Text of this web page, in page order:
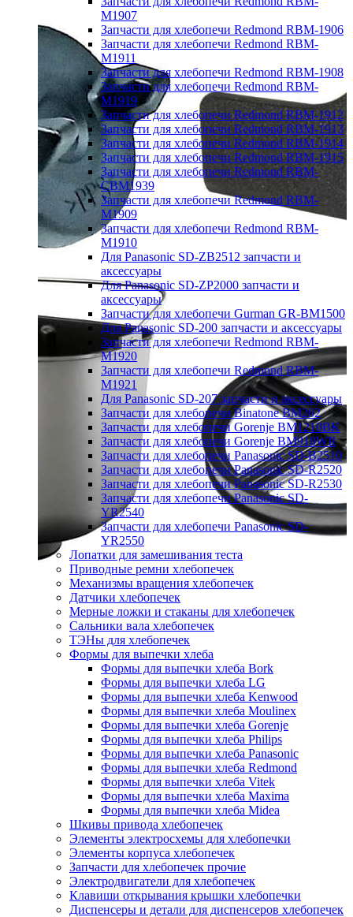
M1907
Запчасти для хлебопечи Redmond RBM-1906
Запчасти для хлебопечи Redmond RBM-
M1911
Запчасти для хлебопечи Redmond RBM-1908
Запчасти для хлебопечи Redmond RBM-
M1919
Запчасти для хлебопечи Redmond RBM-1912
Запчасти для хлебопечи Redmond RBM-1913
Запчасти для хлебопечи Redmond RBM-1914
Запчасти для хлебопечи Redmond RBM-1915
Запчасти для хлебопечи Redmond RBM-
CBM1939
Запчасти для хлебопечи Redmond RBM-
M1909
Запчасти для хлебопечи Redmond RBM-
M1910
Для Panasonic SD-ZB2512 запчасти и
аксессуары
Для Panasonic SD-ZP2000 запчасти и
аксессуары
Запчасти для хлебопечи Gurman GR-BM1500
Для Panasonic SD-200 запчасти и аксессуары
Запчасти для хлебопечи Redmond RBM-
M1920
Запчасти для хлебопечи Redmond RBM-
M1921
Для Panasonic SD-207 запчасти и аксессуары
Запчасти для хлебопечи Binatone BM202
Запчасти для хлебопечи Gorenje BM1210BK
Запчасти для хлебопечи Gorenje BM910WII
Запчасти для хлебопечи Panasonic SD-B2510
Запчасти для хлебопечи Panasonic SD-R2520
Запчасти для хлебопечи Panasonic SD-R2530
Запчасти для хлебопечи Panasonic SD-
YR2540
Запчасти для хлебопечи Panasonic SD-
YR2550
Лопатки для замешивания теста
Приводные ремни хлебопечек
Механизмы вращения хлебопечек
Датчики хлебопечек
Мерные ложки и стаканы для хлебопечек
Сальники вала хлебопечек
ТЭНы для хлебопечек
Формы для выпечки хлеба
Формы для выпечки хлеба Bork
Формы для выпечки хлеба LG
Формы для выпечки хлеба Kenwood
Формы для выпечки хлеба Moulinex
Формы для выпечки хлеба Gorenje
Формы для выпечки хлеба Philips
Формы для выпечки хлеба Panasonic
Формы для выпечки хлеба Redmond
Формы для выпечки хлеба Vitek
Формы для выпечки хлеба Maxima
Формы для выпечки хлеба Midea
Шкивы привода хлебопечек
Элементы электросхемы для хлебопечки
Элементы корпуса хлебопечек
Запчасти для хлебопечек прочие
Электродвигатели для хлебопечек
Клавиши открывания крышки хлебопечки
Диспенсеры и детали для диспенсеров хлебопечек